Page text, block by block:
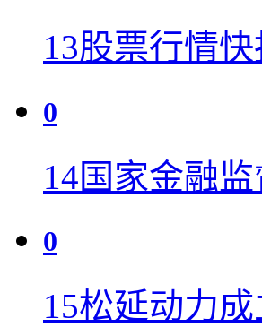
13股票行情
0
14国家金融
0
15松延动力